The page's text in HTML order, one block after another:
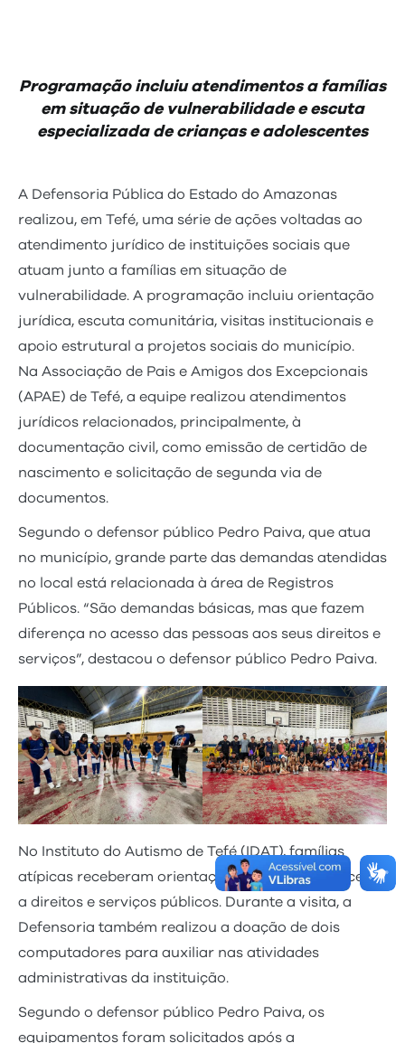
Programação incluiu atendimentos a famílias
em situação de vulnerabilidade e escuta
especializada de crianças e adolescentes
A Defensoria Pública do Estado do Amazonas
realizou, em Tefé, uma série de ações voltadas ao
atendimento jurídico de instituições sociais que
atuam junto a famílias em situação de
vulnerabilidade. A programação incluiu orientação
jurídica, escuta comunitária, visitas institucionais e
apoio estrutural a projetos sociais do município.
Na Associação de Pais e Amigos dos Excepcionais
(APAE) de Tefé, a equipe realizou atendimentos
jurídicos relacionados, principalmente, à
documentação civil, como emissão de certidão de
nascimento e solicitação de segunda via de
documentos.
Segundo o defensor público Pedro Paiva, que atua
no município, grande parte das demandas atendidas
no local está relacionada à área de Registros
Públicos. “São demandas básicas, mas que fazem
diferença no acesso das pessoas aos seus direitos e
serviços”, destacou o defensor público Pedro Paiva.
No Instituto do Autismo de Tefé (IDAT), famílias
atípicas receberam orientação jurídica sobre acesso
a direitos e serviços públicos. Durante a visita, a
Defensoria também realizou a doação de dois
computadores para auxiliar nas atividades
administrativas da instituição.
Segundo o defensor público Pedro Paiva, os
equipamentos foram solicitados após a